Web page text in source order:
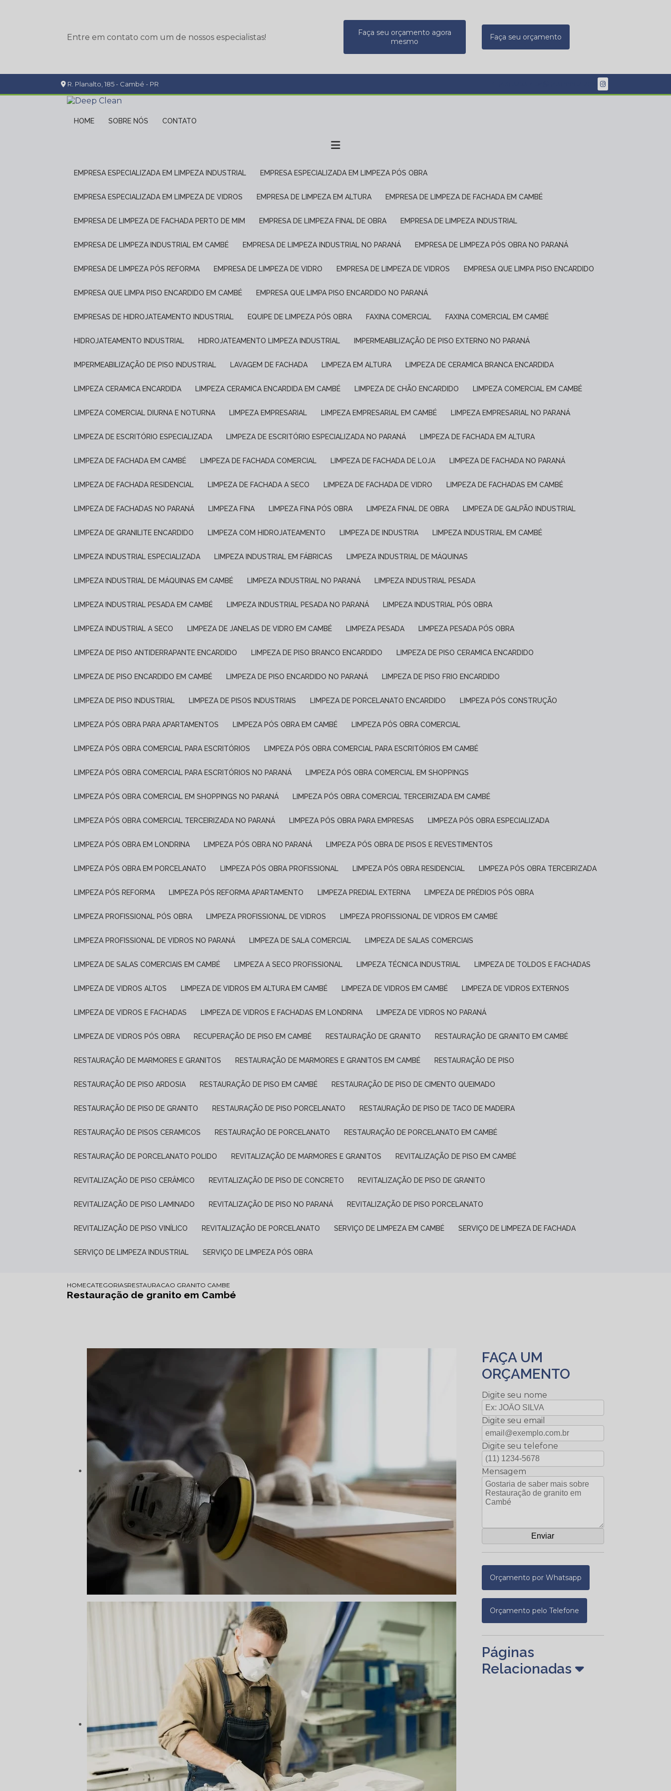
Entre em contato com um de nossos especialistas!
Faça seu orçamento agora
mesmo
Faça seu orçamento
R. Planalto, 185 - Cambé - PR
HOME SOBRE NÓS CONTATO
EMPRESA ESPECIALIZADA EM LIMPEZA INDUSTRIAL EMPRESA ESPECIALIZADA EM LIMPEZA PÓS OBRA
EMPRESA ESPECIALIZADA EM LIMPEZA DE VIDROS EMPRESA DE LIMPEZA EM ALTURA EMPRESA DE LIMPEZA DE FACHADA EM CAMBÉ
EMPRESA DE LIMPEZA DE FACHADA PERTO DE MIM EMPRESA DE LIMPEZA FINAL DE OBRA EMPRESA DE LIMPEZA INDUSTRIAL
EMPRESA DE LIMPEZA INDUSTRIAL EM CAMBÉ EMPRESA DE LIMPEZA INDUSTRIAL NO PARANÁ EMPRESA DE LIMPEZA PÓS OBRA NO PARANÁ
EMPRESA DE LIMPEZA PÓS REFORMA EMPRESA DE LIMPEZA DE VIDRO EMPRESA DE LIMPEZA DE VIDROS EMPRESA QUE LIMPA PISO ENCARDIDO
EMPRESA QUE LIMPA PISO ENCARDIDO EM CAMBÉ EMPRESA QUE LIMPA PISO ENCARDIDO NO PARANÁ
EMPRESAS DE HIDROJATEAMENTO INDUSTRIAL EQUIPE DE LIMPEZA PÓS OBRA FAXINA COMERCIAL FAXINA COMERCIAL EM CAMBÉ
HIDROJATEAMENTO INDUSTRIAL HIDROJATEAMENTO LIMPEZA INDUSTRIAL IMPERMEABILIZAÇÃO DE PISO EXTERNO NO PARANÁ
IMPERMEABILIZAÇÃO DE PISO INDUSTRIAL LAVAGEM DE FACHADA LIMPEZA EM ALTURA LIMPEZA DE CERAMICA BRANCA ENCARDIDA
LIMPEZA CERAMICA ENCARDIDA LIMPEZA CERAMICA ENCARDIDA EM CAMBÉ LIMPEZA DE CHÃO ENCARDIDO LIMPEZA COMERCIAL EM CAMBÉ
LIMPEZA COMERCIAL DIURNA E NOTURNA LIMPEZA EMPRESARIAL LIMPEZA EMPRESARIAL EM CAMBÉ LIMPEZA EMPRESARIAL NO PARANÁ
LIMPEZA DE ESCRITÓRIO ESPECIALIZADA LIMPEZA DE ESCRITÓRIO ESPECIALIZADA NO PARANÁ LIMPEZA DE FACHADA EM ALTURA
LIMPEZA DE FACHADA EM CAMBÉ LIMPEZA DE FACHADA COMERCIAL LIMPEZA DE FACHADA DE LOJA LIMPEZA DE FACHADA NO PARANÁ
LIMPEZA DE FACHADA RESIDENCIAL LIMPEZA DE FACHADA A SECO LIMPEZA DE FACHADA DE VIDRO LIMPEZA DE FACHADAS EM CAMBÉ
LIMPEZA DE FACHADAS NO PARANÁ LIMPEZA FINA LIMPEZA FINA PÓS OBRA LIMPEZA FINAL DE OBRA LIMPEZA DE GALPÃO INDUSTRIAL
LIMPEZA DE GRANILITE ENCARDIDO LIMPEZA COM HIDROJATEAMENTO LIMPEZA DE INDUSTRIA LIMPEZA INDUSTRIAL EM CAMBÉ
LIMPEZA INDUSTRIAL ESPECIALIZADA LIMPEZA INDUSTRIAL EM FÁBRICAS LIMPEZA INDUSTRIAL DE MÁQUINAS
LIMPEZA INDUSTRIAL DE MÁQUINAS EM CAMBÉ LIMPEZA INDUSTRIAL NO PARANÁ LIMPEZA INDUSTRIAL PESADA
LIMPEZA INDUSTRIAL PESADA EM CAMBÉ LIMPEZA INDUSTRIAL PESADA NO PARANÁ LIMPEZA INDUSTRIAL PÓS OBRA
LIMPEZA INDUSTRIAL A SECO LIMPEZA DE JANELAS DE VIDRO EM CAMBÉ LIMPEZA PESADA LIMPEZA PESADA PÓS OBRA
LIMPEZA DE PISO ANTIDERRAPANTE ENCARDIDO LIMPEZA DE PISO BRANCO ENCARDIDO LIMPEZA DE PISO CERAMICA ENCARDIDO
LIMPEZA DE PISO ENCARDIDO EM CAMBÉ LIMPEZA DE PISO ENCARDIDO NO PARANÁ LIMPEZA DE PISO FRIO ENCARDIDO
LIMPEZA DE PISO INDUSTRIAL LIMPEZA DE PISOS INDUSTRIAIS LIMPEZA DE PORCELANATO ENCARDIDO LIMPEZA PÓS CONSTRUÇÃO
LIMPEZA PÓS OBRA PARA APARTAMENTOS LIMPEZA PÓS OBRA EM CAMBÉ LIMPEZA PÓS OBRA COMERCIAL
LIMPEZA PÓS OBRA COMERCIAL PARA ESCRITÓRIOS LIMPEZA PÓS OBRA COMERCIAL PARA ESCRITÓRIOS EM CAMBÉ
LIMPEZA PÓS OBRA COMERCIAL PARA ESCRITÓRIOS NO PARANÁ LIMPEZA PÓS OBRA COMERCIAL EM SHOPPINGS
LIMPEZA PÓS OBRA COMERCIAL EM SHOPPINGS NO PARANÁ LIMPEZA PÓS OBRA COMERCIAL TERCEIRIZADA EM CAMBÉ
LIMPEZA PÓS OBRA COMERCIAL TERCEIRIZADA NO PARANÁ LIMPEZA PÓS OBRA PARA EMPRESAS LIMPEZA PÓS OBRA ESPECIALIZADA
LIMPEZA PÓS OBRA EM LONDRINA LIMPEZA PÓS OBRA NO PARANÁ LIMPEZA PÓS OBRA DE PISOS E REVESTIMENTOS
LIMPEZA PÓS OBRA EM PORCELANATO LIMPEZA PÓS OBRA PROFISSIONAL LIMPEZA PÓS OBRA RESIDENCIAL LIMPEZA PÓS OBRA TERCEIRIZADA
LIMPEZA PÓS REFORMA LIMPEZA PÓS REFORMA APARTAMENTO LIMPEZA PREDIAL EXTERNA LIMPEZA DE PRÉDIOS PÓS OBRA
LIMPEZA PROFISSIONAL PÓS OBRA LIMPEZA PROFISSIONAL DE VIDROS LIMPEZA PROFISSIONAL DE VIDROS EM CAMBÉ
LIMPEZA PROFISSIONAL DE VIDROS NO PARANÁ LIMPEZA DE SALA COMERCIAL LIMPEZA DE SALAS COMERCIAIS
LIMPEZA DE SALAS COMERCIAIS EM CAMBÉ LIMPEZA A SECO PROFISSIONAL LIMPEZA TÉCNICA INDUSTRIAL LIMPEZA DE TOLDOS E FACHADAS
LIMPEZA DE VIDROS ALTOS LIMPEZA DE VIDROS EM ALTURA EM CAMBÉ LIMPEZA DE VIDROS EM CAMBÉ LIMPEZA DE VIDROS EXTERNOS
LIMPEZA DE VIDROS E FACHADAS LIMPEZA DE VIDROS E FACHADAS EM LONDRINA LIMPEZA DE VIDROS NO PARANÁ
LIMPEZA DE VIDROS PÓS OBRA RECUPERAÇÃO DE PISO EM CAMBÉ RESTAURAÇÃO DE GRANITO RESTAURAÇÃO DE GRANITO EM CAMBÉ
RESTAURAÇÃO DE MARMORES E GRANITOS RESTAURAÇÃO DE MARMORES E GRANITOS EM CAMBÉ RESTAURAÇÃO DE PISO
RESTAURAÇÃO DE PISO ARDOSIA RESTAURAÇÃO DE PISO EM CAMBÉ RESTAURAÇÃO DE PISO DE CIMENTO QUEIMADO
RESTAURAÇÃO DE PISO DE GRANITO RESTAURAÇÃO DE PISO PORCELANATO RESTAURAÇÃO DE PISO DE TACO DE MADEIRA
RESTAURAÇÃO DE PISOS CERAMICOS RESTAURAÇÃO DE PORCELANATO RESTAURAÇÃO DE PORCELANATO EM CAMBÉ
RESTAURAÇÃO DE PORCELANATO POLIDO REVITALIZAÇÃO DE MARMORES E GRANITOS REVITALIZAÇÃO DE PISO EM CAMBÉ
REVITALIZAÇÃO DE PISO CERÂMICO REVITALIZAÇÃO DE PISO DE CONCRETO REVITALIZAÇÃO DE PISO DE GRANITO
REVITALIZAÇÃO DE PISO LAMINADO REVITALIZAÇÃO DE PISO NO PARANÁ REVITALIZAÇÃO DE PISO PORCELANATO
REVITALIZAÇÃO DE PISO VINÍLICO REVITALIZAÇÃO DE PORCELANATO SERVIÇO DE LIMPEZA EM CAMBÉ SERVIÇO DE LIMPEZA DE FACHADA
SERVIÇO DE LIMPEZA INDUSTRIAL SERVIÇO DE LIMPEZA PÓS OBRA
HOMECATEGORIASRESTAURACAO GRANITO CAMBE
Restauração de granito em Cambé
FAÇA UM
ORÇAMENTO
Digite seu nome
Digite seu email
Digite seu telefone
Mensagem
Orçamento por Whatsapp
Orçamento pelo Telefone
Páginas
Relacionadas